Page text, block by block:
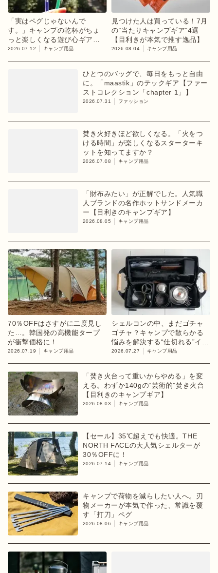
「実はペグじゃないんで
す。」キャンプの乾杯がちょ
っと楽しくなる遊び心ギア
【目利きのキャンプギア】
2026.07.12 キャンプ用品
見つけた人は買っている！7月
の“当たりキャンプギア”4選
【目利きが本気で推す逸品】
2026.08.04 キャンプ用品
ひとつのバッグで、毎日をもっと自由
に。「maastik」のテックギア【ファー
ストコレクション「chapter 1」】
2026.07.31 ファッション
焚き火好きほど欲しくなる。「火をつ
ける時間」が楽しくなるスターターキ
ットを知ってますか？
2026.07.08 キャンプ用品
「財布みたい」が正解でした。人気職
人ブランドの名作ホットサンドメーカ
ー【目利きのキャンプギア】
2026.08.05 キャンプ用品
70％OFFはさすがに二度見し
た…。韓国発の高機能タープ
が衝撃価格に！
2026.07.19 キャンプ用品
シェルコンの中、まだゴチャ
ゴチャ？キャンプで散らかる
悩みを解決する“仕切れる”イン
ナーケース
2026.07.27 キャンプ用品
「焚き火台って重いからやめる」を変
える。わずか140gの“芸術的”焚き火台
【目利きのキャンプギア】
2026.08.03 キャンプ用品
【セール】35℃超えでも快適。THE
NORTH FACEの大人気シェルターが
30％OFFに！
2026.07.14 キャンプ用品
キャンプで荷物を減らしたい人へ。刃
物メーカーが本気で作った、常識を覆
す「打刀」ペグ
2026.08.06 キャンプ用品